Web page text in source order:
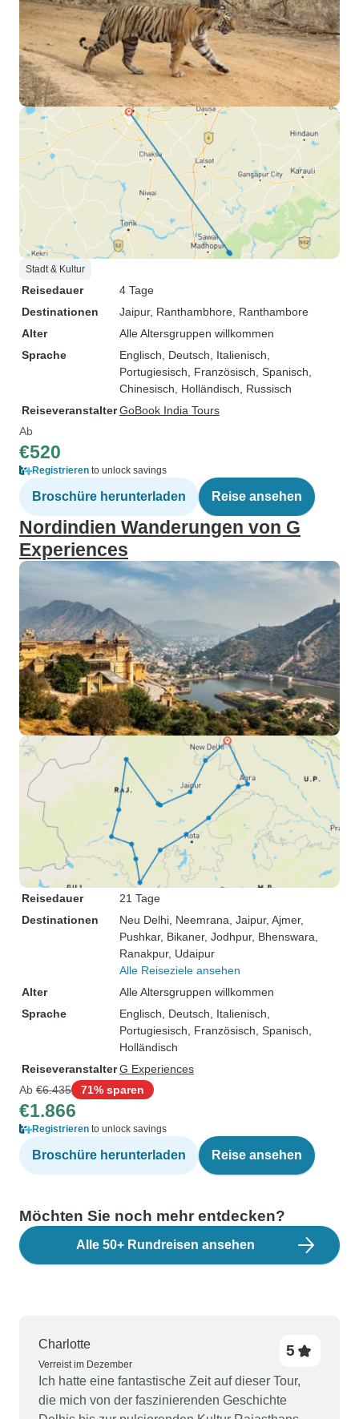
Stadt & Kultur
Reisedauer
4 Tage
Destinationen
Jaipur, Ranthambhore , Ranthambore
Alter
Alle Altersgruppen willkommen
Sprache
Englisch, Deutsch, Italienisch,
Portugiesisch, Französisch, Spanisch,
Chinesisch, Holländisch, Russisch
ReiseveranstalterGoBook India Tours
Ab
€520
Registrieren to unlock savings
Broschüre herunterladen Reise ansehen
Nordindien Wanderungen von G
Experiences
Reisedauer
21 Tage
Destinationen
Neu Delhi , Neemrana , Jaipur, Ajmer,
Pushkar, Bikaner, Jodhpur, Bhenswara
Ranakpur, Udaipur
Alle Reiseziele ansehen
Alter
Alle Altersgruppen willkommen
Sprache
Englisch, Deutsch, Italienisch,
Portugiesisch, Französisch, Spanisch,
Holländisch
ReiseveranstalterG Experiences
Ab €6.435 71% sparen
€1.866
Registrieren to unlock savings
Broschüre herunterladen Reise ansehen
Möchten Sie noch mehr entdecken?
Alle 50+ Rundreisen ansehen
Charlotte
Verreist im Dezember
5
Ich hatte eine fantastische Zeit auf dieser Tour,
die mich von der faszinierenden Geschichte